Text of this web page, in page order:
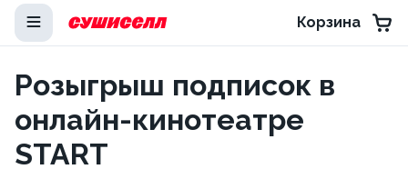
Корзина
Розыгрыш подписок в
онлайн-кинотеатре
START